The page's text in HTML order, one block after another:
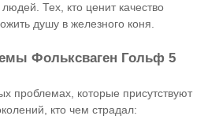
Тех, кто ценит качество
душу в железного коня.
Фольксваген Гольф 5
проблемах, которые присутствуют
кто чем страдал: